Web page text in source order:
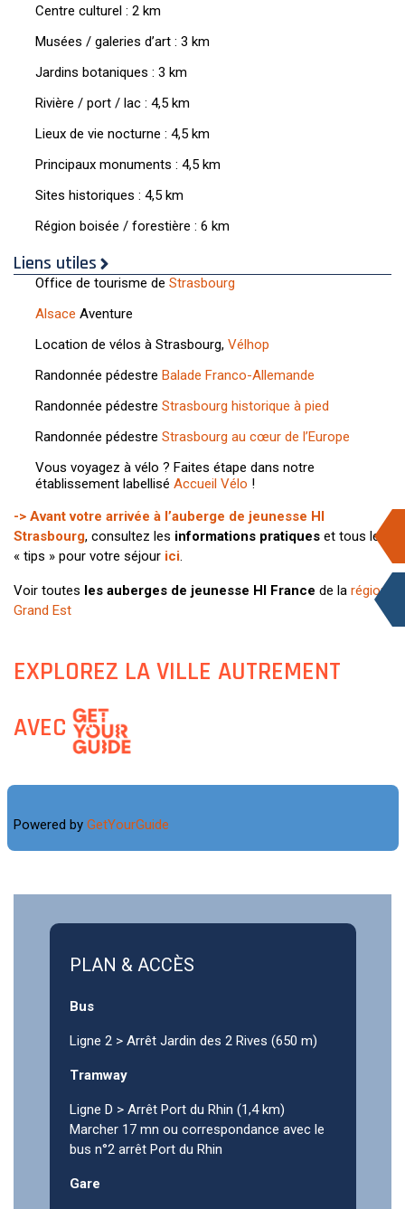
Centre culturel : 2 km
Musées / galeries d’art : 3 km
Jardins botaniques : 3 km
Rivière / port / lac : 4,5 km
Lieux de vie nocturne : 4,5 km
Principaux monuments : 4,5 km
Sites historiques : 4,5 km
Région boisée / forestière : 6 km
Liens utiles
Office de tourisme de Strasbourg
Alsace Aventure
Location de vélos à Strasbourg, Vélhop
Randonnée pédestre Balade Franco-Allemande
Randonnée pédestre Strasbourg historique à pied
Randonnée pédestre Strasbourg au cœur de l’Europe
Vous voyagez à vélo ? Faites étape dans notre
établissement labellisé Accueil Vélo !
-> Avant votre arrivée à l’auberge de jeunesse HI
Strasbourg, consultez les informations pratiques et tous les
« tips » pour votre séjour ici.
Voir toutes les auberges de jeunesse HI France de la région
Grand Est
EXPLOREZ LA VILLE AUTREMENT
AVEC
Powered by GetYourGuide
PLAN & ACCÈS
Bus
Ligne 2 > Arrêt Jardin des 2 Rives (650 m)
Tramway
Ligne D > Arrêt Port du Rhin (1,4 km)
Marcher 17 mn ou correspondance avec le
bus n°2 arrêt Port du Rhin
Gare